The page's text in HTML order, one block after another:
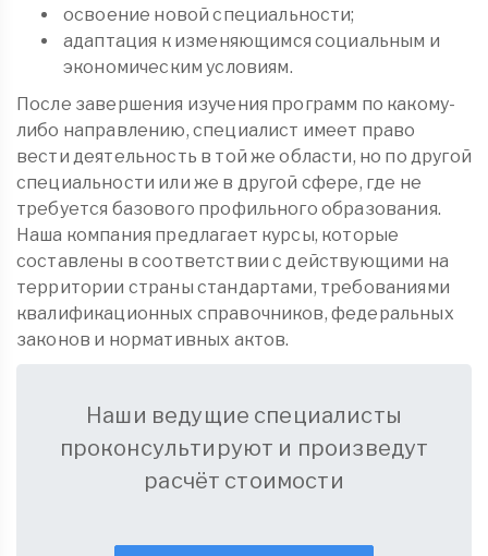
освоение новой специальности;
адаптация к изменяющимся социальным и
экономическим условиям.
После завершения изучения программ по какому-
либо направлению, специалист имеет право
вести деятельность в той же области, но по другой
специальности или же в другой сфере, где не
требуется базового профильного образования.
Наша компания предлагает курсы, которые
составлены в соответствии с действующими на
территории страны стандартами, требованиями
квалификационных справочников, федеральных
законов и нормативных актов.
Наши ведущие специалисты
проконсультируют и произведут
расчёт стоимости